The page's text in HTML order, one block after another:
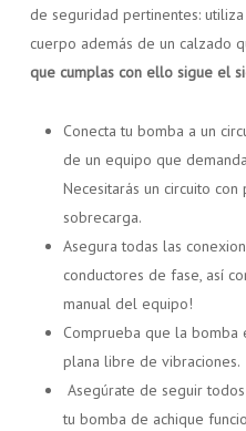
de seguridad pertinentes:
cuerpo además de un calzado
que cumplas con ello sigue el
Conecta tu bomba a un
de un equipo que
Necesitarás un circuito
sobrecarga.
Asegura todas las
conductores de fase, así
manual del equipo!
Comprueba que la bomba
plana libre de vibraciones.
Asegúrate de seguir
tu bomba de achique